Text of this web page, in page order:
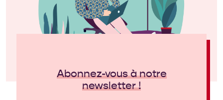
Abonnez-vous à notre
newsletter !